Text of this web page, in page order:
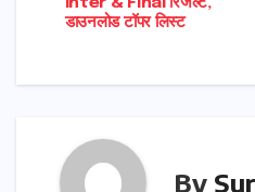
navigation
Inter & Final रिजल्ट,
डाउनलोड टॉपर लिस्ट
By